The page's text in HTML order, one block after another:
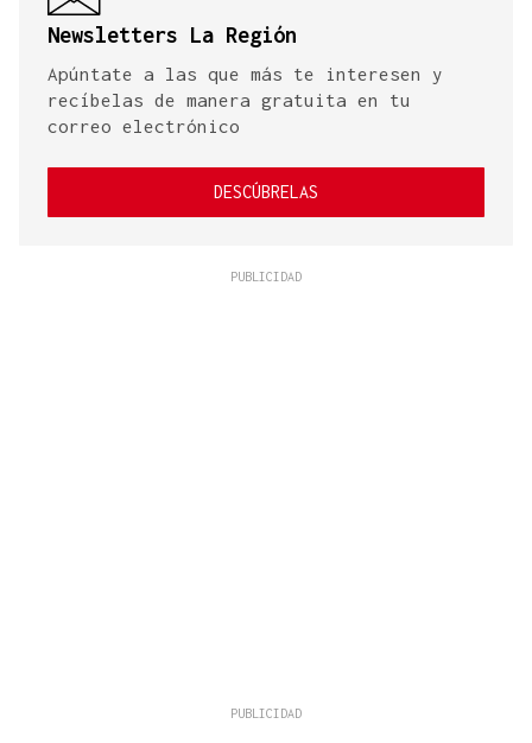
Newsletters La Región
Apúntate a las que más te interesen y
recíbelas de manera gratuita en tu
correo electrónico
DESCÚBRELAS